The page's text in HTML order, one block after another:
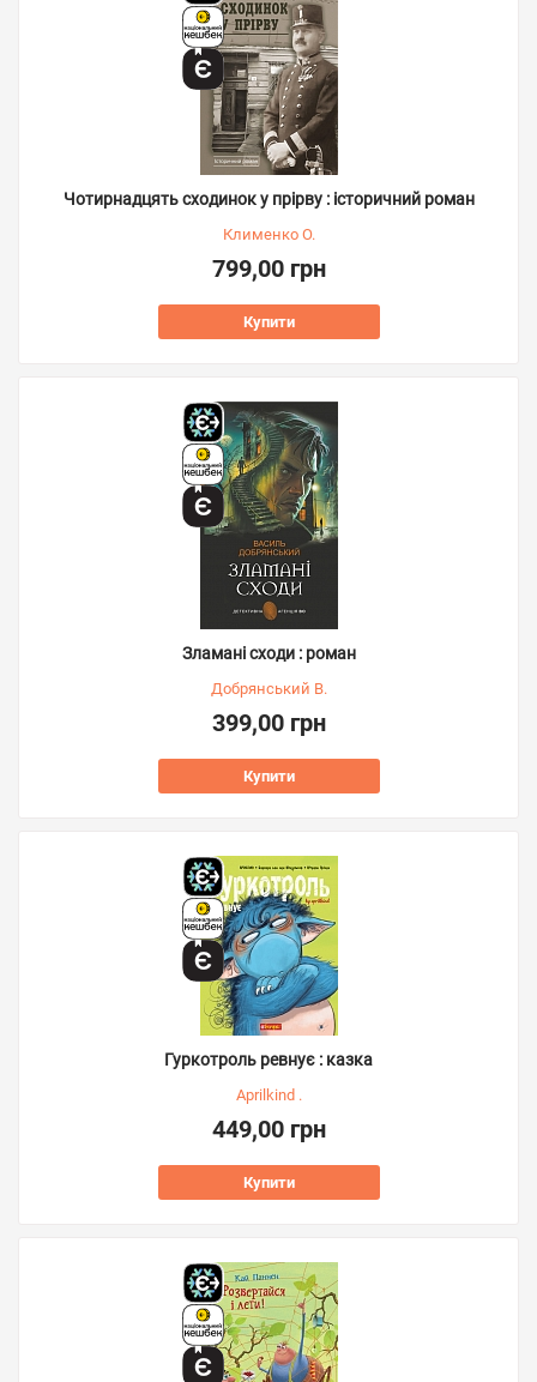
Чотирнадцять сходинок у прірву : історичний роман
Клименко О.
799,00 грн
Купити
Зламані сходи : роман
Добрянський В.
399,00 грн
Купити
Гуркотроль ревнує : казка
Aprilkind .
449,00 грн
Купити